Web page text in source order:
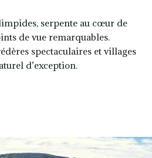
serpente au cœur de
de vue remarquables.
spectaculaires et villages
d’exception.